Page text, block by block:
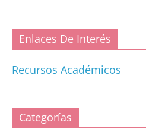
Enlaces De Interés
Recursos Académicos
Categorías